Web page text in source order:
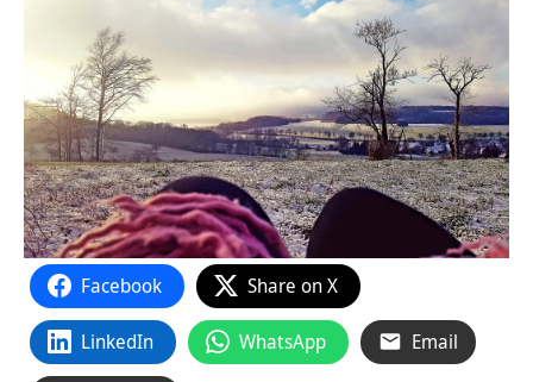
Facebook Share on X
LinkedIn WhatsApp Email